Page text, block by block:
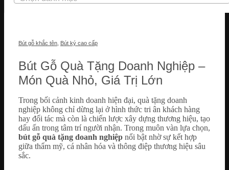
mục
Bút gỗ khắc tên, Bút ký cao cấp
Bút Gỗ Quà Tặng Doanh Nghiệp –
Món Quà Nhỏ, Giá Trị Lớn
Trong bối cảnh kinh doanh hiện đại, quà tặng doanh
nghiệp không chỉ dừng lại ở hình thức tri ân khách hàng
hay đối tác mà còn là chiến lược xây dựng thương hiệu, tạo
dấu ấn trong tâm trí người nhận. Trong muôn vàn lựa chọn,
bút gỗ quà tặng doanh nghiệp nổi bật nhờ sự kết hợp
giữa thẩm mỹ, cá nhân hóa và thông điệp thương hiệu sâu
sắc.